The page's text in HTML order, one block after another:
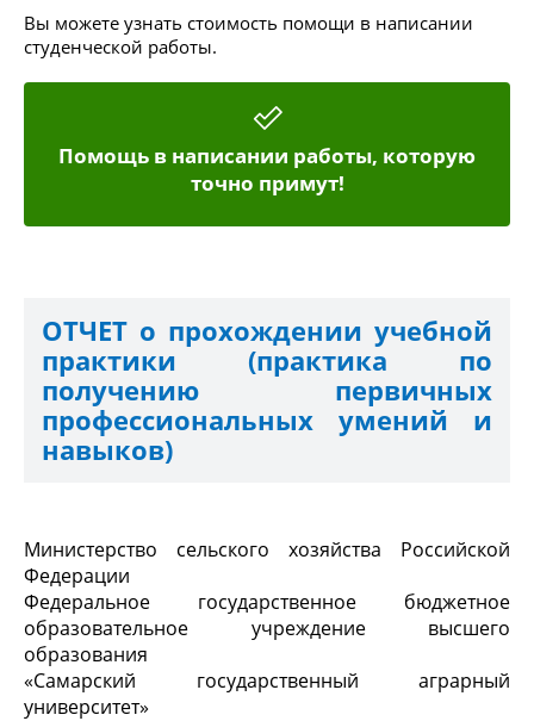
Вы можете узнать стоимость помощи в написании
студенческой работы.
Помощь в написании работы, которую
точно примут!
ОТЧЕТ о прохождении учебной
практики (практика по
получению первичных
профессиональных умений и
навыков)
Министерство сельского хозяйства Российской
Федерации
Федеральное государственное бюджетное
образовательное учреждение высшего
образования
«Самарский государственный аграрный
университет»